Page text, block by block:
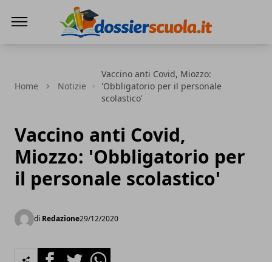
Home Notizie
Vaccino anti Covid, Miozzo:
'Obbligatorio per il personale
scolastico'
Vaccino anti Covid,
Miozzo: 'Obbligatorio per
il personale scolastico'
di Redazione29/12/2020
FacebookTwitterWhatsapp